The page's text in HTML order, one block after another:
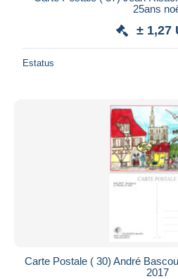
25ans
± 1,27
Estatus
Carte Postale ( 30) André
2017